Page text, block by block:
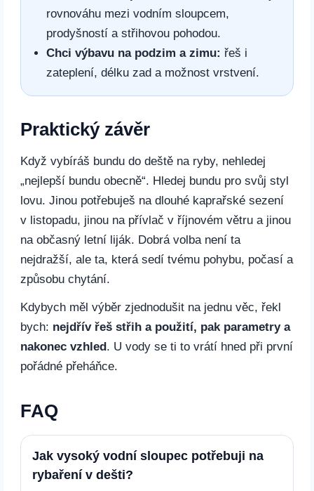
rovnováhu mezi vodním sloupcem,
prodyšností a střihovou pohodou.
Chci výbavu na podzim a zimu: řeš i
zateplení, délku zad a možnost vrstvení.
Praktický závěr
Když vybíráš bundu do deště na ryby, nehledej
„nejlepší bundu obecně“. Hledej bundu pro svůj styl
lovu. Jinou potřebuješ na dlouhé kaprařské sezení
v listopadu, jinou na přívlač v říjnovém větru a jinou
na občasný letní liják. Dobrá volba není ta
nejdražší, ale ta, která sedí tvému pohybu, počasí a
způsobu chytání.
Kdybych měl výběr zjednodušit na jednu věc, řekl
bych: nejdřív řeš střih a použití, pak parametry a
nakonec vzhled. U vody se ti to vrátí hned při první
pořádné přeháňce.
FAQ
Jak vysoký vodní sloupec potřebuji na
rybaření v dešti?